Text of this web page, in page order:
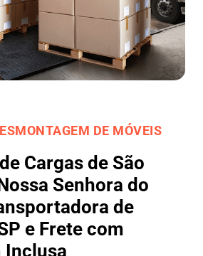
DE MÓVEIS
Cargas de São
Senhora do
de
e Frete com
Inclusa